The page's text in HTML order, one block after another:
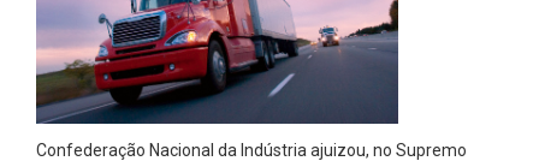
Confederação Nacional da Indústria ajuizou, no Supremo